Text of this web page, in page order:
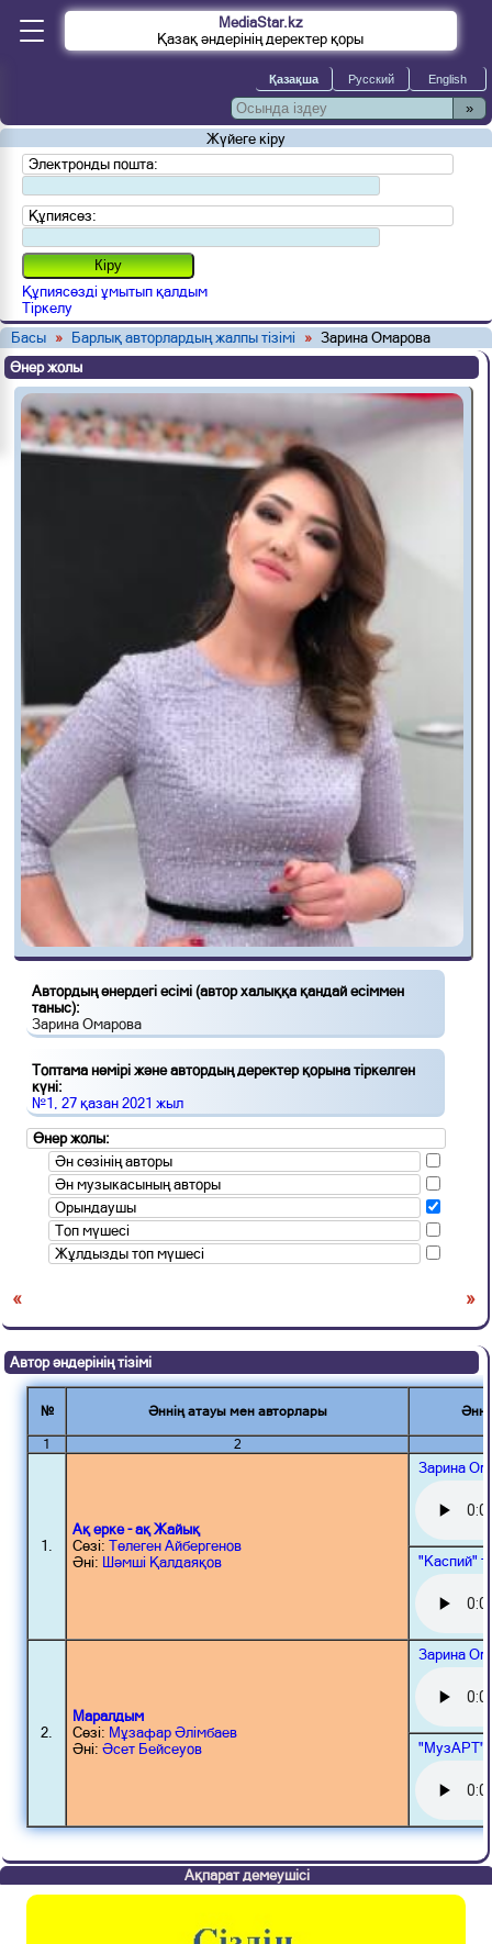
MediaStar.kz
Қазақ әндерінің деректер қоры
»
Жүйеге кіру
Электронды пошта:
Құпиясөз:
Құпиясөзді ұмытып қалдым
Тіркелу
Басы » Барлық авторлардың жалпы тізімі » Зарина Омарова
Өнер жолы
Автордың өнердегі есімі (автор халыққа қандай есіммен
таныс):
Зарина Омарова
Топтама нөмірі және автордың деректер қорына тіркелген
күні:
№1, 27 қазан 2021 жыл
Өнер жолы:
Ән сөзінің авторы
Ән музыкасының авторы
Орындаушы
Топ мүшесі
Жұлдызды топ мүшесі
« »
Автор әндерінің тізімі
№ Әннің атауы мен авторлары
1 2
1.
Ақ ерке - ақ Жайық
Сөзі: Төлеген Айбергенов
Әні:
Шәмші Қалдаяқов
Зарина
"Каспий"
2.
Маралдым
Сөзі: Мұзафар Әлімбаев
Әні: Әсет Бейсеуов
Зарина
"МузАРТ"
Ақпарат демеушісі